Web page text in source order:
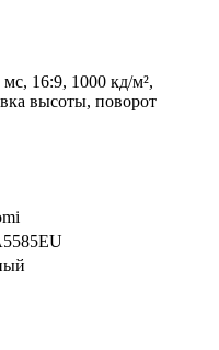
16:9, 1000 кд/м²,
высоты, поворот